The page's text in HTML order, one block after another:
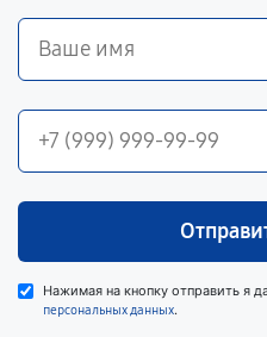
Нажимая на кнопку отправить я
персональных данных.